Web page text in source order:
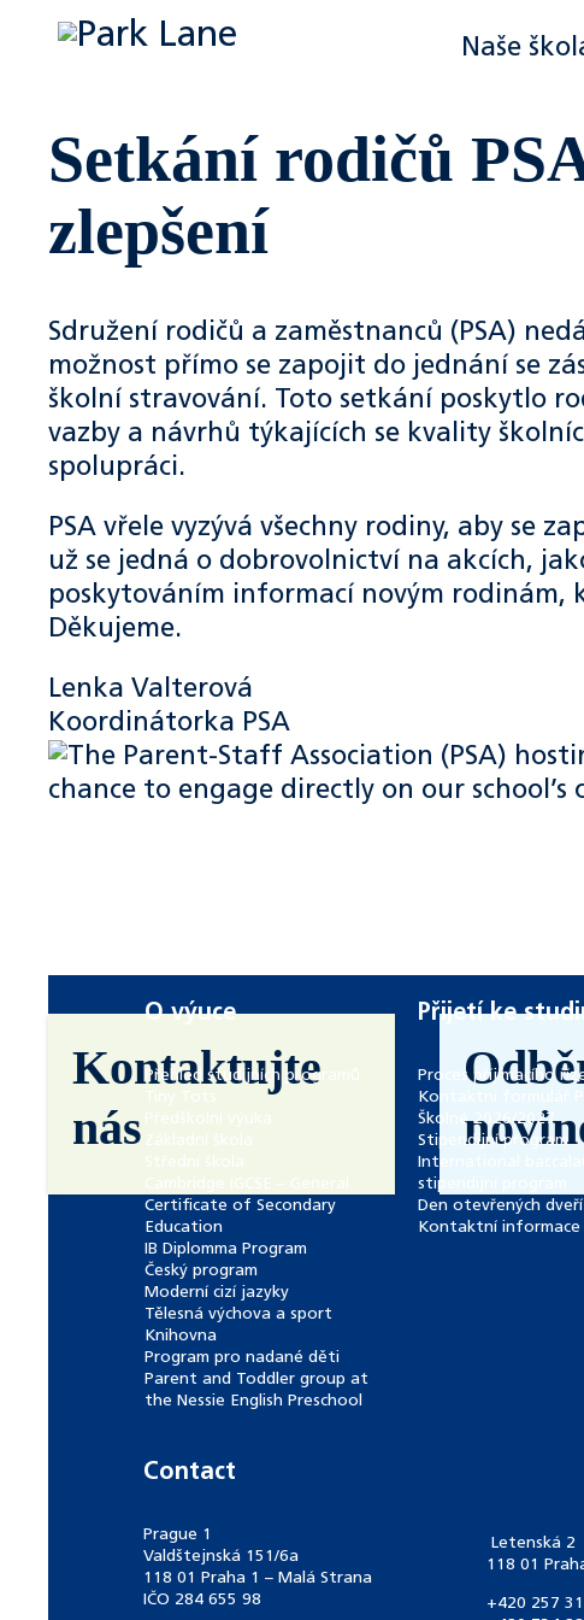
Naše
Setkání rodičů
zlepšení
Sdružení rodičů a zaměstnanců (PSA)
možnost přímo se zapojit do jednání se
školní stravování. Toto setkání poskytlo
vazby a návrhů týkajících se kvality
spolupráci.
PSA vřele vyzývá všechny rodiny, aby se
už se jedná o dobrovolnictví na akcích,
poskytováním informací novým rodinám,
Děkujeme.
Lenka Valterová
Koordinátorka PSA
Kontaktujte
nás
O výuce
Přehled studijních programů
Tiny Tots
Předškolní výuka
Základní škola
Střední škola
Cambridge IGCSE – General
Certificate of Secondary
Education
IB Diplomma Program
Český program
Moderní cizí jazyky
Tělesná výchova a sport
Knihovna
Program pro nadané děti
Parent and Toddler group at
the Nessie English Preschool
Přijetí ke
Proces příjímacího
Kontaktní formulář
Školné 2026/2027
Stipendijní program
International
stipendijní program
Den otevřených dveří
Kontaktní informace
Contact
Prague 1
Valdštejnská 151/6a
118 01 Praha 1 – Malá Strana
IČO 284 655 98
Letenská 2
118 01
+420 257